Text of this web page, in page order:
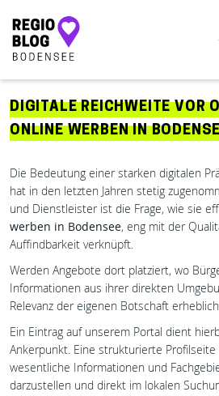
Hauptnavigation
DIGITALE REICHWEITE VOR
ONLINE WERBEN IN
Die Bedeutung einer starken digitalen
hat in den letzten Jahren stetig
und Dienstleister ist die Frage, wie sie
werben in Bodensee, eng mit der
Auffindbarkeit verknüpft.
Werden Angebote dort platziert, wo
Informationen aus ihrer direkten
Relevanz der eigenen Botschaft
Ein Eintrag auf unserem Portal dient
Ankerpunkt. Eine strukturierte Profilseite
wesentliche Informationen und
darzustellen und direkt im lokalen